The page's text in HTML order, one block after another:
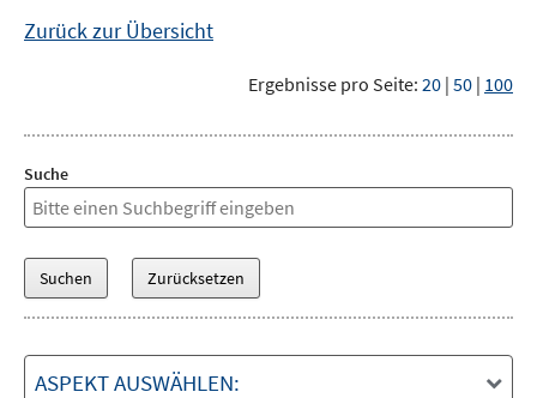
Zurück zur Übersicht
Ergebnisse pro Seite: 20 | 50 | 100
Suche
ASPEKT AUSWÄHLEN: